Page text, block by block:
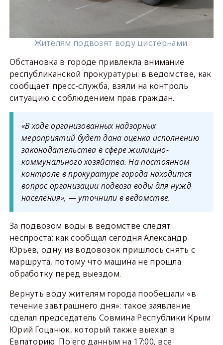
Жителям подвозят воду цистернами.
Обстановка в городе привлекла внимание
республиканской прокуратуры: в ведомстве, как
сообщает пресс-служба, взяли на контроль
ситуацию с соблюдением прав граждан.
«В ходе организованных надзорных
мероприятий будет дана оценка исполнению
законодательства в сфере жилищно-
коммунального хозяйства. На постоянном
контроле в прокуратуре города находится
вопрос организации подвоза воды для нужд
населения», — уточнили в ведомстве.
За подвозом воды в ведомстве следят
неспроста: как сообщал сегодня Александр
Юрьев, одну из водовозок пришлось снять с
маршрута, потому что машина не прошла
обработку перед выездом.
Вернуть воду жителям города пообещали «в
течение завтрашнего дня»: такое заявление
сделал председатель Совмина Республики Крым
Юрий Гоцанюк, который также выехал в
Евпаторию. По его данным на 17:00, все